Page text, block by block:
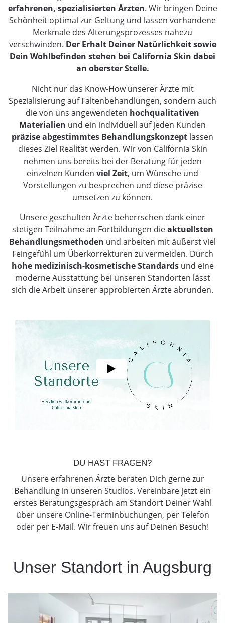
erfahrenen, spezialisierten Ärzten. Wir bringen Deine
Schönheit optimal zur Geltung und lassen vorhandene
Merkmale des Alterungsprozesses nahezu
verschwinden. Der Erhalt Deiner Natürlichkeit sowie
Dein Wohlbefinden stehen bei California Skin dabei
an oberster Stelle.
Nicht nur das Know-How unserer Ärzte mit
Spezialisierung auf Faltenbehandlungen, sondern auch
die von uns angewendeten hochqualitativen
Materialien und ein individuell auf jeden Kunden
präzise abgestimmtes Behandlungskonzept lassen
dieses Ziel Realität werden. Wir von California Skin
nehmen uns bereits bei der Beratung für jeden
einzelnen Kunden viel Zeit, um Wünsche und
Vorstellungen zu besprechen und diese präzise
umsetzen zu können.
Unsere geschulten Ärzte beherrschen dank einer
stetigen Teilnahme an Fortbildungen dieaktuellsten
Behandlungsmethoden und arbeiten mit äußerst viel
Feingefühl um Überkorrekturen zu vermeiden. Durch
hohe medizinisch-kosmetische Standardsund eine
moderne Ausstattung bei unseren Standorten lässt
sich die Arbeit unserer approbierten Ärzte abrunden.
DU HAST FRAGEN?
Unsere erfahrenen Ärzte beraten Dich gerne zur
Behandlung in unseren Studios. Vereinbare jetzt ein
erstes Beratungsgespräch am Standort Deiner Wahl
über unsere Online-Terminbuchungen, per Telefon
oder per E-Mail. Wir freuen uns auf Deinen Besuch!
Unser Standort in Augsburg